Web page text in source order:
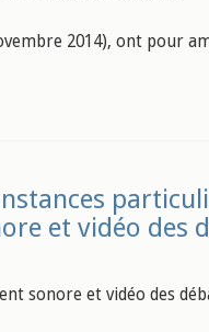
2014), ont pour
et vidéo des
sonore et vidéo des